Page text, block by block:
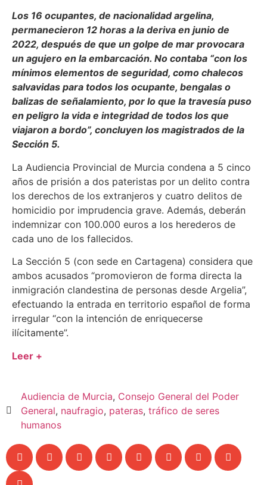
Los 16 ocupantes, de nacionalidad argelina,
permanecieron 12 horas a la deriva en junio de
2022, después de que un golpe de mar provocara
un agujero en la embarcación. No contaba “con los
mínimos elementos de seguridad, como chalecos
salvavidas para todos los ocupante, bengalas o
balizas de señalamiento, por lo que la travesía puso
en peligro la vida e integridad de todos los que
viajaron a bordo”, concluyen los magistrados de la
Sección 5.
La Audiencia Provincial de Murcia condena a 5 cinco
años de prisión a dos pateristas por un delito contra
los derechos de los extranjeros y cuatro delitos de
homicidio por imprudencia grave. Además, deberán
indemnizar con 100.000 euros a los herederos de
cada uno de los fallecidos.
La Sección 5 (con sede en Cartagena) considera que
ambos acusados “promovieron de forma directa la
inmigración clandestina de personas desde Argelia”,
efectuando la entrada en territorio español de forma
irregular “con la intención de enriquecerse
ilícitamente”.
Leer +
Audiencia de Murcia, Consejo General del Poder
General, naufragio, pateras, tráfico de seres
humanos